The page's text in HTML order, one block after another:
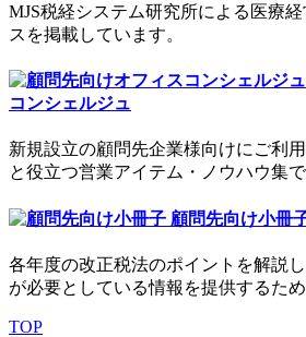
MJS税経システム研究所による医療
スを掲載しています。
コンシェルジュ
新規設立の顧問先企業様向けにご利
と役立つ営業アイテム・ノウハウ集で
顧問先向け小冊
各年度の改正税法のポイントを解説
が必要としている情報を提供するため
TOP